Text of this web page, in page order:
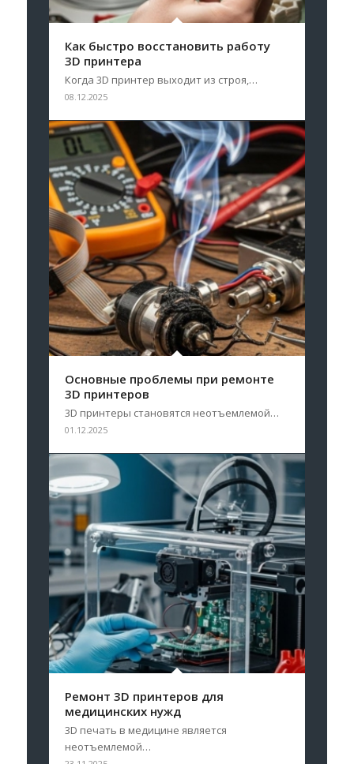
Как быстро восстановить работу
3D принтера
Когда 3D принтер выходит из строя,…
08.12.2025
Основные проблемы при ремонте
3D принтеров
3D принтеры становятся неотъемлемой…
01.12.2025
Ремонт 3D принтеров для
медицинских нужд
3D печать в медицине является
неотъемлемой…